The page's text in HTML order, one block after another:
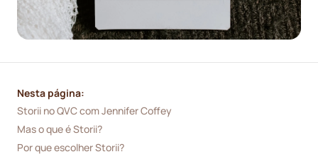
Nesta página:
Storii no QVC com Jennifer Coffey
Mas o que é Storii?
Por que escolher Storii?